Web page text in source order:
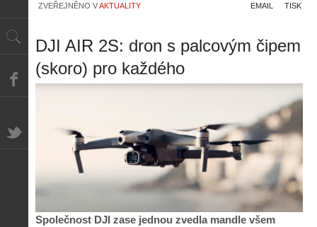
ZVEŘEJNĚNO VAKTUALITY TISK
EMAIL
DJI AIR 2S: dron s palcovým čipem
(skoro) pro každého
Společnost DJI zase jednou zvedla mandle všem